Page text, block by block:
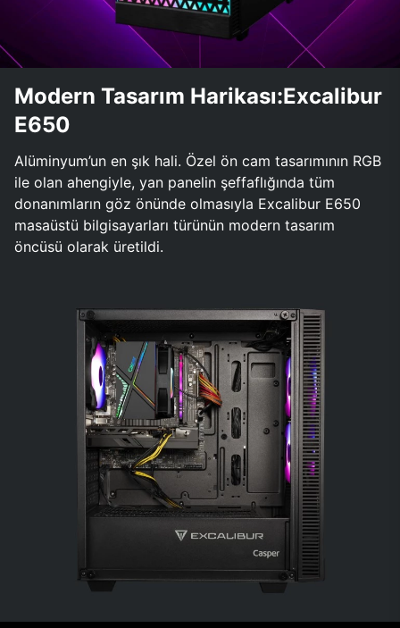
Modern Tasarım Harikası:Excalibur
E650
Alüminyum’un en şık hali. Özel ön cam tasarımının RGB
ile olan ahengiyle, yan panelin şeffaflığında tüm
donanımların göz önünde olmasıyla Excalibur E650
masaüstü bilgisayarları türünün modern tasarım
öncüsü olarak üretildi.